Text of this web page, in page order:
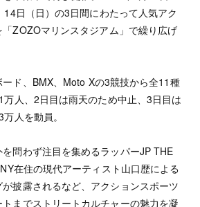
14日（日）の3日間にわたって人気アク
ZOZOマリンスタジアム」で繰り広げ
ド、BMX、Moto Xの3競技から全11種
万人、2日目は雨天のため中止、3日目は
人を動員。
問わず注目を集めるラッパーJP THE
在住の現代アーティスト山口歴による
披露されるなど、アクションスポーツ
までストリートカルチャーの魅力を凝